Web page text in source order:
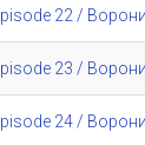
22 /
23 /
24 /